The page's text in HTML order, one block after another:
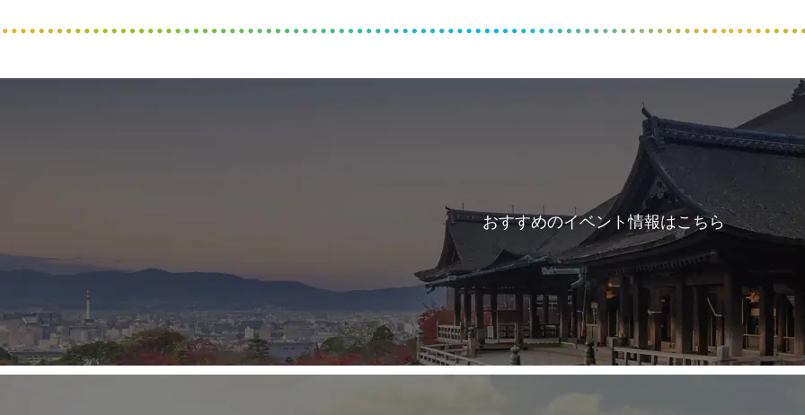
おすすめのイベント情報はこちら